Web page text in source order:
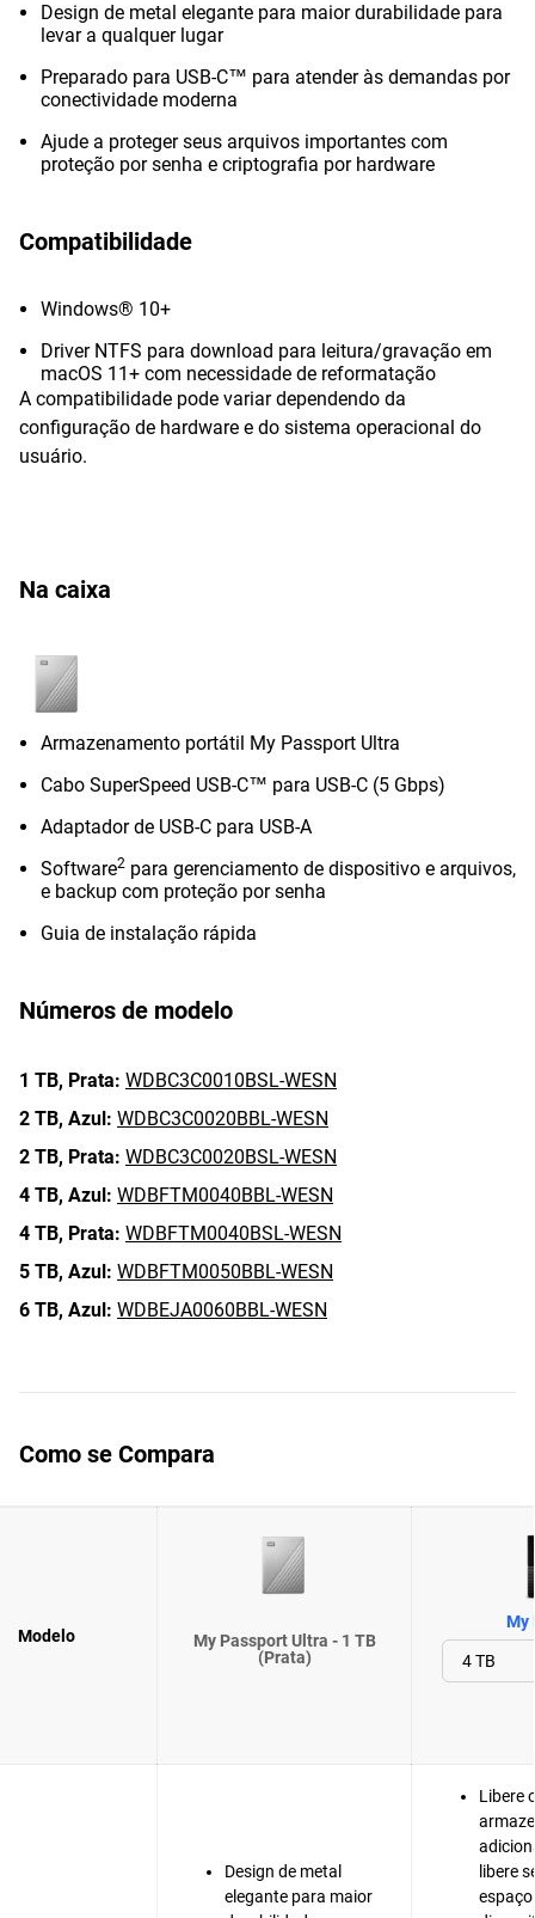
Design de metal elegante para maior durabilidade para
levar a qualquer lugar
Preparado para USB-C™ para atender às demandas por
conectividade moderna
Ajude a proteger seus arquivos importantes com
proteção por senha e criptografia por hardware
Compatibilidade
Windows® 10+
Driver NTFS para download para leitura/gravação em
macOS 11+ com necessidade de reformatação
A compatibilidade pode variar dependendo da
configuração de hardware e do sistema operacional do
usuário.
Na caixa
Armazenamento portátil My Passport Ultra
Cabo SuperSpeed USB-C™ para USB-C (5 Gbps)
Adaptador de USB-C para USB-A
Software2 para gerenciamento de dispositivo e arquivos,
e backup com proteção por senha
Guia de instalação rápida
Números de modelo
1 TB, Prata: WDBC3C0010BSL-WESN
2 TB, Azul: WDBC3C0020BBL-WESN
2 TB, Prata: WDBC3C0020BSL-WESN
4 TB, Azul: WDBFTM0040BBL-WESN
4 TB, Prata: WDBFTM0040BSL-WESN
5 TB, Azul: WDBFTM0050BBL-WESN
6 TB, Azul: WDBEJA0060BBL-WESN
Como se Compara
Modelo
My Passport Ultra - 1 TB
(Prata)
My
Design de metal
elegante para maior
Libere
libere